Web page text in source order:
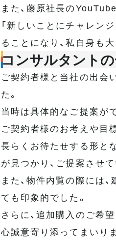
また、藤原社長の
「新しいことにチャレン
ることになり、私自身も
コンサルタント
ご契約者様と当社の出会
た。
当時は具体的なご提案が
ご契約者様のお考えや目
長らくお待たせする形と
が見つかり、ご提案させ
また、物件内覧の際には
ても印象的でした。
さらに、追加購入のご希
心誠意寄り添ってまいり